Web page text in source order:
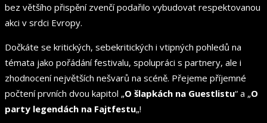
bez většího přispění zvenčí podařilo vybudovat respektovanou
akci v srdci Evropy.
Dočkáte se kritických, sebekritických i vtipných pohledů na
témata jako pořádání festivalu, spolupráci s partnery, ale i
zhodnocení největších nešvarů na scéně. Přejeme příjemné
počtení prvních dvou kapitol „O šlapkách na Guestlistu“ a „O
party legendách na Fajtfestu„!